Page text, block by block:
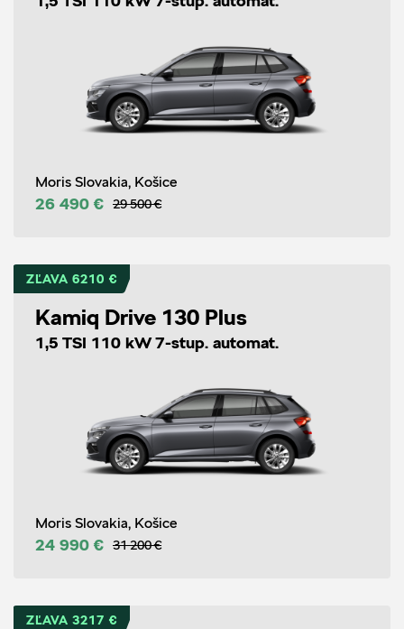
Moris Slovakia, Košice
26 490 € 29 500 €
ZĽAVA 6210 €
Kamiq Drive 130 Plus
1,5 TSI 110 kW 7-stup. automat.
Moris Slovakia, Košice
24 990 € 31 200 €
ZĽAVA 3217 €